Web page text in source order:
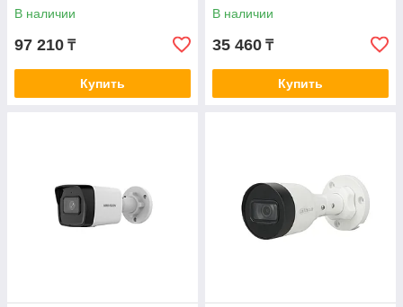
В наличии
97 210 ₸
Купить
В наличии
35 460 ₸
Купить